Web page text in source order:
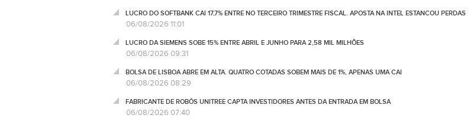
LUCRO DO SOFTBANK CAI 17,7% ENTRE NO TERCEIRO TRIMESTRE FISCAL. APOSTA NA INTEL ESTANCOU PERDAS
06/08/2026 11:01
LUCRO DA SIEMENS SOBE 15% ENTRE ABRIL E JUNHO PARA 2,58 MIL MILHÕES
06/08/2026 09:31
BOLSA DE LISBOA ABRE EM ALTA. QUATRO COTADAS SOBEM MAIS DE 1%, APENAS UMA CAI
06/08/2026 08:29
FABRICANTE DE ROBÔS UNITREE CAPTA INVESTIDORES ANTES DA ENTRADA EM BOLSA
06/08/2026 07:40